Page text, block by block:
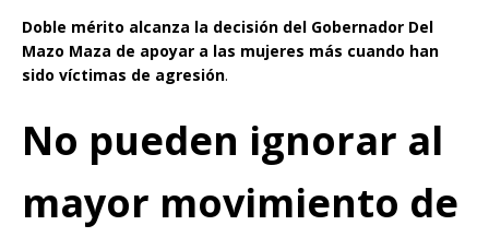
Doble mérito alcanza la decisión del Gobernador Del
Mazo Maza de apoyar a las mujeres más cuando han
sido víctimas de agresión.
No pueden ignorar al
mayor movimiento de